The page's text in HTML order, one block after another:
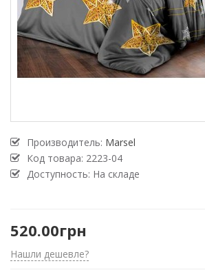
Производитель: Marsel
Код товара: 2223-04
Доступность: На складе
520.00грн
Нашли дешевле?